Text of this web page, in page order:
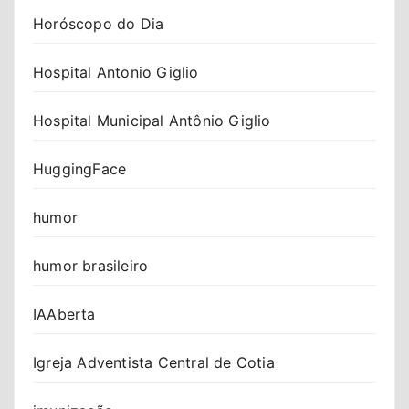
Horóscopo do Dia
Hospital Antonio Giglio
Hospital Municipal Antônio Giglio
HuggingFace
humor
humor brasileiro
IAAberta
Igreja Adventista Central de Cotia